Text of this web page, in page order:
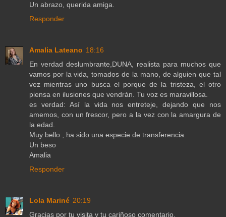
Un abrazo, querida amiga.
Responder
Amalia Lateano 18:16
En verdad deslumbrante,DUNA, realista para muchos que
vamos por la vida, tomados de la mano, de alguien que tal
vez mientras uno busca el porque de la tristeza, el otro
piensa en ilusiones que vendrán. Tu voz es maravillosa.
es verdad: Así la vida nos entreteje, dejando que nos
amemos, con un frescor, pero a la vez con la amargura de
la edad.
Muy bello , ha sido una especie de transferencia.
Un beso
Amalia
Responder
Lola Mariné 20:19
Gracias por tu visita y tu cariñoso comentario.